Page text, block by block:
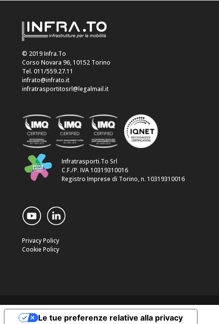
© 2019 Infra.To
Corso Novara 96, 10152 Torino
Tel. 011/559.27.11
infrato@infrato.it
infratrasportitosrl@legalmail.it
Infratrasporti.To Srl
C.F./P. IVA 10319310016
Registro Imprese di Torino, n. 10319310016
Privacy Policy
Cookie Policy
Le tue preferenze relative alla privacy